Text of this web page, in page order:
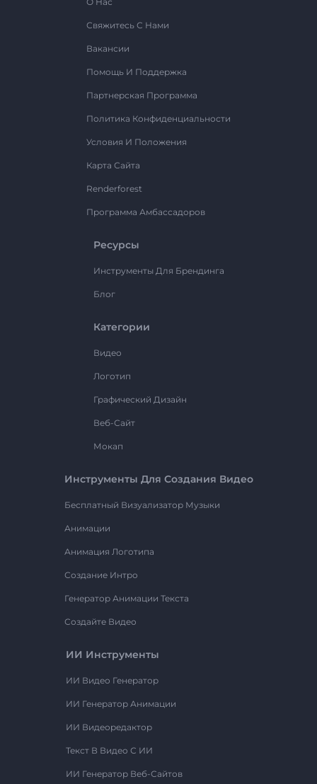
Свяжитесь С Нами
Вакансии
Помощь И Поддержка
Партнерская Программа
Политика Конфиденциальности
Условия И Положения
Карта Сайта
Renderforest
Программа Амбассадоров
Ресурсы
Инструменты Для Брендинга
Блог
Категории
Видео
Логотип
Графический Дизайн
Веб-Сайт
Мокап
Инструменты Для Создания Видео
Бесплатный Визуализатор Музыки
Анимации
Анимация Логотипа
Создание Интро
Генератор Анимации Текста
Создайте Видео
ИИ Инструменты
ИИ Видео Генератор
ИИ Генератор Анимации
ИИ Видеоредактор
Текст В Видео С ИИ
ИИ Генератор Веб-Сайтов